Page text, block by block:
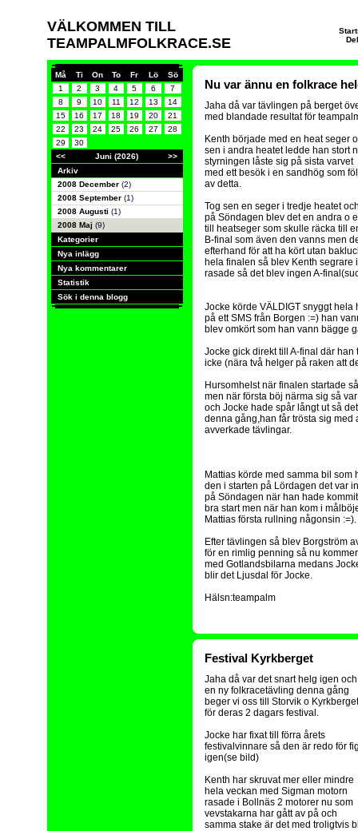
VÄLKOMMEN TILL
TEAMPALMFOLKRACE.SE
Må Ti On To Fr Lö
Sö
1
2 3 4 5 6
7
8
9 10 11 12 13
14
15
16 17 18 19 20
21
22
23 24 25 26 27
28
29
30
<<
Juni (2026)
>>
Arkiv
2008 December (2)
2008 September (1)
2008 Augusti (1)
2008 Maj (9)
Kategorier
Nya inlägg
Nya kommentarer
Statistik
Sök i denna blogg
Nu var ännu en folkrace
Jaha då var tävlingen på berget
med blandade resultat för
Kenth började med en heat seger
sen i andra heatet ledde han stort
styrningen låste sig på sista varvet
med ett besök i en sandhög som
av detta.
Tog sen en seger i tredje heatet
på Söndagen blev det en andra o
till heatseger som skulle räcka till
B-final som även den vanns men
efterhand för att ha kört utan
hela finalen så blev Kenth segrare
rasade så det blev ingen A-
Jocke körde VÄLDIGT snyggt
på ett SMS från Borgen :=) han
blev omkört som han vann bägge
Jocke gick direkt till A-final där
icke (nära två helger på raken att
Hursomhelst när finalen startade
men när första böj närma sig så
och Jocke hade spår långt ut så
denna gång,han får trösta sig med
avverkade tävlingar.
Mattias körde med samma bil
den i starten på Lördagen det var
på Söndagen när han hade
bra start men när han kom i
Mattias första rullning någonsin :=).
Efter tävlingen så blev Borgström
för en rimlig penning så nu
med Gotlandsbilarna medans
blir det Ljusdal för Jocke.
Hälsn:teampalm
Festival Kyrkberget
Jaha då var det snart helg igen och
en ny folkracetävling denna gång
beger vi oss till Storvik o Kyrkberget
för deras 2 dagars festival.
Jocke har fixat till förra årets
festivalvinnare så den är redo för
igen(se bild)
Kenth har skruvat mer eller mindre
hela veckan med Sigman motorn
rasade i Bollnäs 2 motorer nu som
vevstakarna har gått av på och
samma stake är det med troligtvis